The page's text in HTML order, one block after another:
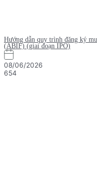
Hướng dẫn quy trình đăng ký
(ABIF) (giai đoạn IPO)
08/06/2026
654